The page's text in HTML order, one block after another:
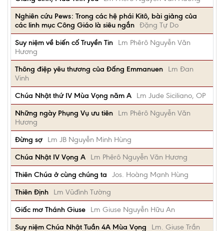
Nghiên cứu Pews: Trong các hệ phái Kitô, bài giảng của
các linh mục Công Giáo là siêu ngắn Đặng Tự Do
Suy niệm về biến cố Truyền Tin
Lm Phêrô Nguyễn Văn
Hương
Thông điệp yêu thương của Đấng Emmanuen
Lm Đan
Vinh
Chúa Nhật thứ IV Mùa Vọng năm A
Lm Jude Siciliano, OP
Những ngày Phụng Vụ ưu tiên
Lm Phêrô Nguyễn Văn
Hương
Đừng sợ
Lm JB Nguyễn Minh Hùng
Chúa Nhật IV Vọng A
Lm Phêrô Nguyễn Văn Hương
Thiên Chúa ở cùng chúng ta
Jos. Hoàng Mạnh Hùng
Thiên Định
Lm Vũđình Tường
Giấc mơ Thánh Giuse
Lm Giuse Nguyễn Hữu An
Suy niệm Chúa Nhật Tuần 4A Mùa Vọng
Lm. Giuse Trần